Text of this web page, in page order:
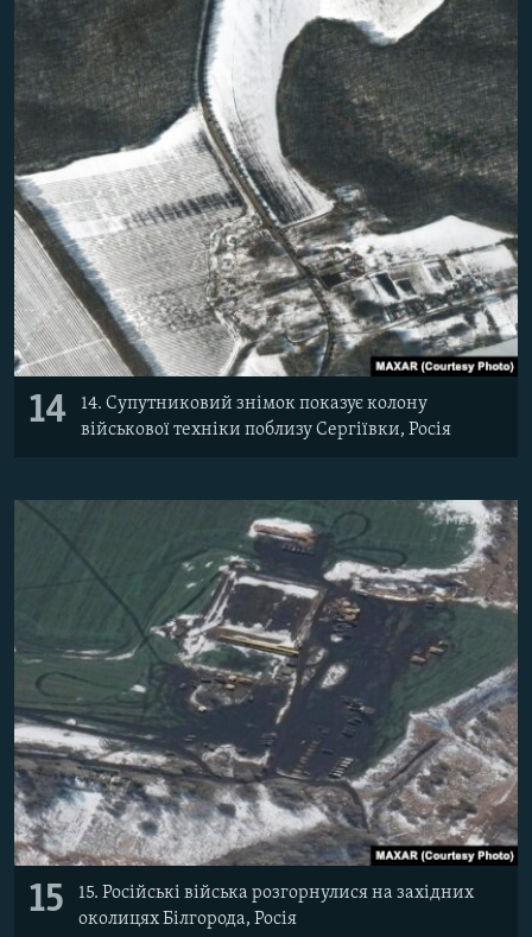
14
14. Супутниковий знімок показує колону
військової техніки поблизу Сергіївки, Росія
15
15. Російські війська розгорнулися на західних
околицях Білгорода, Росія